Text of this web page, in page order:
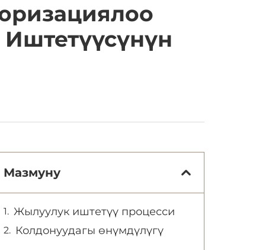
Мазмуну
Жылуулук иштетүү процесси
Колдонуудагы өнүмдүлүгү